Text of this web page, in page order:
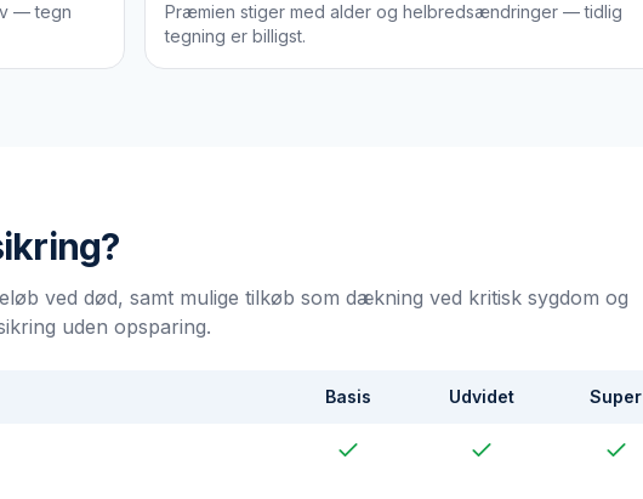
— tegn
Præmien stiger med alder og helbredsændringer — tidlig
tegning er billigst.
?
ved død, samt mulige tilkøb som dækning ved kritisk sygdom og
uden opsparing.
Basis Udvidet Super